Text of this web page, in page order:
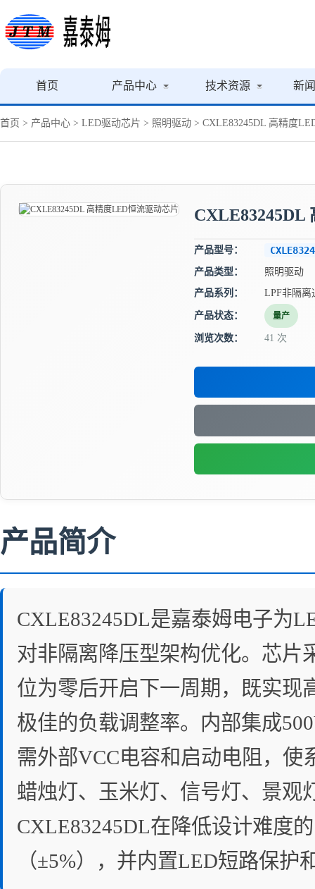
首页 产品中心 技术资源 新
首页 > 产品中心 > LED驱动芯片 > 照明驱动 > CXLE83245DL 高精度
CXLE83245DL
产品型号：
产品类型：
照明驱动
产品系列：
LPF非隔离
产品状态： 量产
浏览次数： 41 次
产品简介
CXLE83245DL是嘉泰姆电子为
对非隔离降压型架构优化。芯片
位为零后开启下一周期，既实现
极佳的负载调整率。内部集成
需外部VCC电容和启动电阻，
蜡烛灯、玉米灯、信号灯、景观
CXLE83245DL在降低设计难度
（±5%），并内置LED短路保